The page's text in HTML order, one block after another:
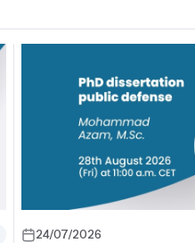
24/07/2026